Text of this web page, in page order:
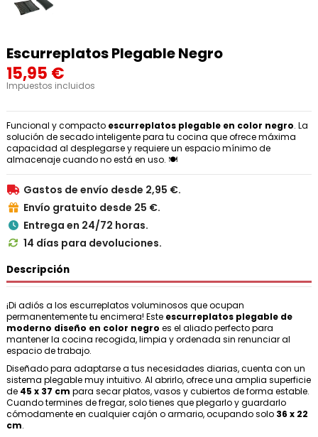
Escurreplatos Plegable Negro
15,95 €
Impuestos incluidos
Funcional y compacto escurreplatos plegable en color negro. La
solución de secado inteligente para tu cocina que ofrece máxima
capacidad al desplegarse y requiere un espacio mínimo de
almacenaje cuando no está en uso. 🍽️
 Gastos de envío desde 2,95 €.
 Envío gratuito desde 25 €.
 Entrega en 24/72 horas.
 14 días para devoluciones.
Descripción
¡Di adiós a los escurreplatos voluminosos que ocupan
permanentemente tu encimera! Este escurreplatos plegable de
moderno diseño en color negro es el aliado perfecto para
mantener la cocina recogida, limpia y ordenada sin renunciar al
espacio de trabajo.
Diseñado para adaptarse a tus necesidades diarias, cuenta con un
sistema plegable muy intuitivo. Al abrirlo, ofrece una amplia superficie
de 45 x 37 cm para secar platos, vasos y cubiertos de forma estable.
Cuando termines de fregar, solo tienes que plegarlo y guardarlo
cómodamente en cualquier cajón o armario, ocupando solo 36 x 22
cm.